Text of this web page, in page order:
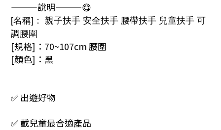
———說明———😋
[名稱]： 親子扶手 安全扶手 腰帶扶手 兒童扶手 可
調腰圍
[規格]：70~107cm 腰圍
[顏色]：黑
✅ 出遊好物
✅ 載兒童最合適產品